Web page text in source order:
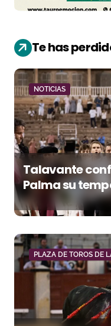
Te has
NOTICIAS
Talavante
Palma su
figura y el palco
premio a Roca
PLAZA DE TOROS DE